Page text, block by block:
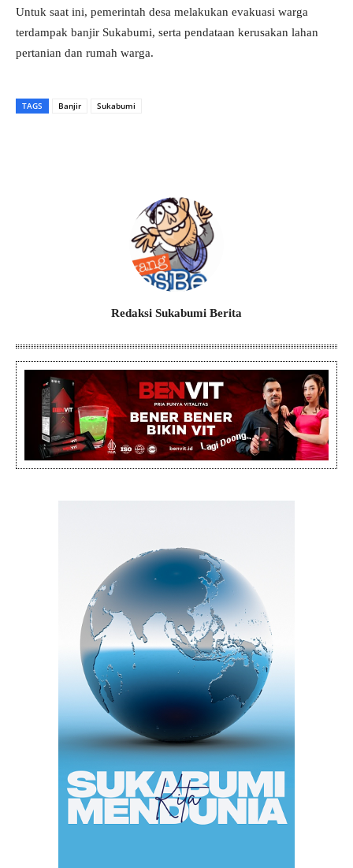
Untuk saat ini, pemerintah desa melakukan evakuasi warga
terdampak banjir Sukabumi, serta pendataan kerusakan lahan
pertanian dan rumah warga.
TAGS Banjir Sukabumi
Redaksi Sukabumi Berita